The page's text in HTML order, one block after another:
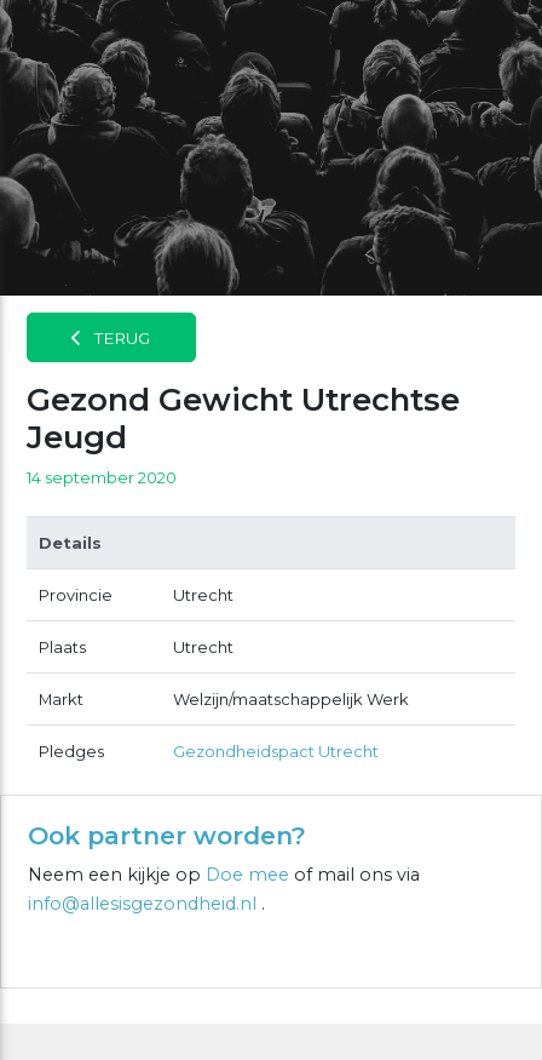
TERUG
Gezond Gewicht Utrechtse
Jeugd
14 september 2020
Details
Provincie Utrecht
Plaats Utrecht
Markt Welzijn/maatschappelijk Werk
Pledges Gezondheidspact Utrecht
Ook partner worden?
Neem een kijkje op Doe mee of mail ons via
info@allesisgezondheid.nl .